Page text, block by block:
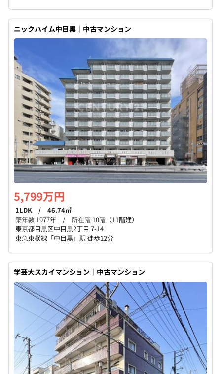
ニックハイム中目黒｜中古マンション
5,799万円
1LDK / 46.74㎡
築年数 1977年 / 所在階 10階（11階建）
東京都目黒区中目黒2丁目 7-14
東急東横線「中目黒」駅 徒歩12分
学芸大スカイマンション｜中古マンション